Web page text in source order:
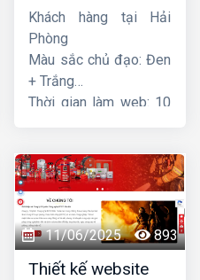
Khách hàng tại Hải
Phòng
Màu sắc chủ đạo: Đen
+ Trắng
Thời gian làm web: 10
11/06/2025 893
Thiết kế website